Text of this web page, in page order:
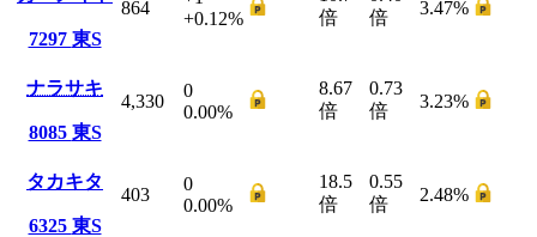
7297 東S
864
+0.12%
倍
倍
3.47%
ナラサキ
8085 東S
4,330
0
0.00%
8.67
倍
0.73
倍
3.23%
タカキタ
6325 東S
403
0
0.00%
18.5
倍
0.55
倍
2.48%